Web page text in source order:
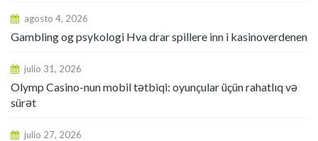
agosto 4, 2026
Gambling og psykologi Hva drar spillere inn i kasinoverdenen
julio 31, 2026
Olymp Casino-nun mobil tətbiqi: oyunçular üçün rahatlıq və
sürət
julio 27, 2026